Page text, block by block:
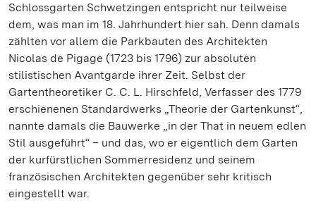
Schlossgarten Schwetzingen entspricht nur teilweise
dem, was man im 18. Jahrhundert hier sah. Denn damals
zählten vor allem die Parkbauten des Architekten
Nicolas de Pigage (1723 bis 1796) zur absoluten
stilistischen Avantgarde ihrer Zeit. Selbst der
Gartentheoretiker C. C. L. Hirschfeld, Verfasser des 1779
erschienenen Standardwerks „Theorie der Gartenkunst“,
nannte damals die Bauwerke „in der That in neuem edlen
Stil ausgeführt“ – und das, wo er eigentlich dem Garten
der kurfürstlichen Sommerresidenz und seinem
französischen Architekten gegenüber sehr kritisch
eingestellt war.